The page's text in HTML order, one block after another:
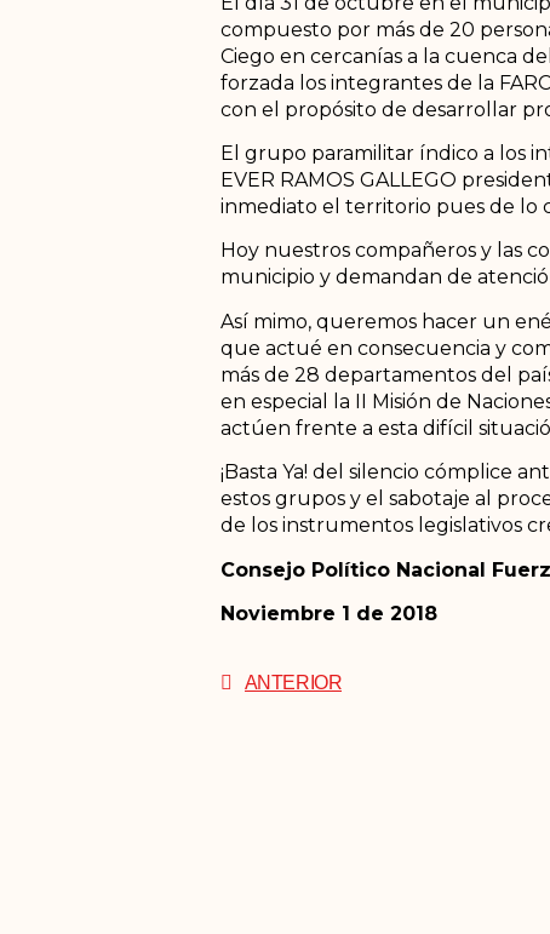
compuesto por más de 20
Ciego en cercanías a la cuenca
forzada los integrantes de la
con el propósito de desarrollar
El grupo paramilitar índico a los
EVER RAMOS GALLEGO
inmediato el territorio pues de lo
Hoy nuestros compañeros y las
municipio y demandan de
Así mimo, queremos hacer un
que actué en consecuencia y
más de 28 departamentos del
en especial la II Misión de
actúen frente a esta difícil
¡Basta Ya! del silencio cómplice
estos grupos y el sabotaje al
de los instrumentos legislativos
Consejo Político Nacional
Noviembre 1 de 2018
ANTERIOR